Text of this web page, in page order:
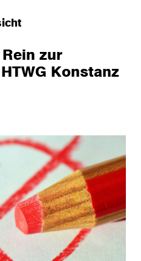
zur
Konstanz